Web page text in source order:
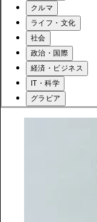
クルマ
ライフ・文化
社会
政治・国際
経済・ビジネス
IT・科学
グラビア